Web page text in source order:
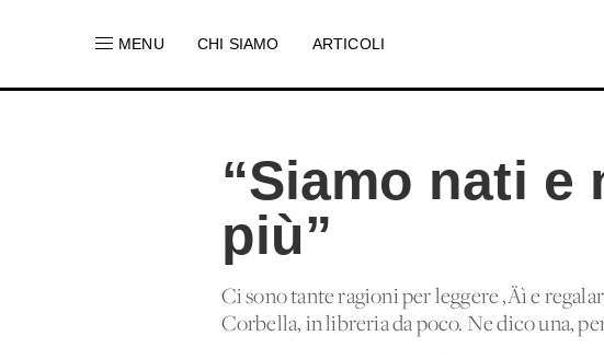
MENU CHI SIAMO ARTICOLI
“Siamo nati e
più”
Ci sono tante ragioni per leggere ‚Äì e
Corbella, in libreria da poco. Ne dico una,